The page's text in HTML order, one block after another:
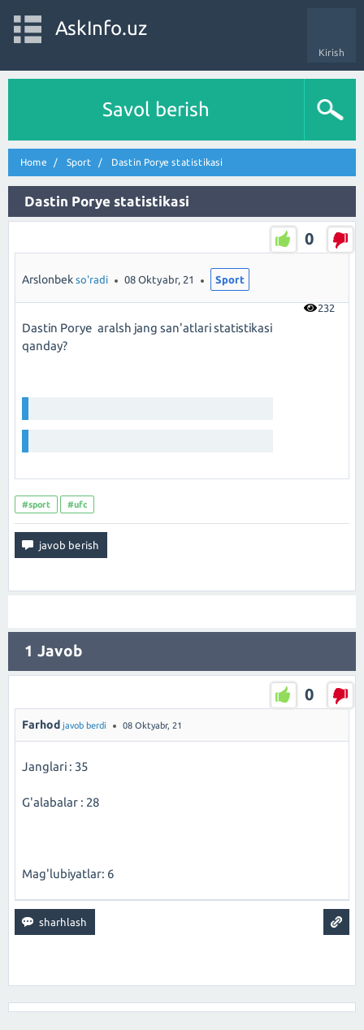
Kirish
AskInfo.uz
Savol berish
Home Sport Dastin Porye statistikasi
Dastin Porye statistikasi
0
232
Arslonbek so'radi 08 Oktyabr, 21 Sport
Dastin Porye aralsh jang san'atlari statistikasi
qanday?
#sport #ufc
1 Javob
0
Farhod javob berdi 08 Oktyabr, 21
Janglari : 35
G'alabalar : 28
Mag'lubiyatlar: 6